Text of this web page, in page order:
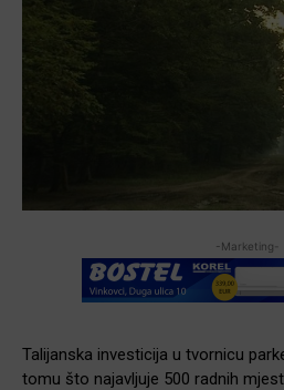
-Marketing-
Talijanska investicija u tvornicu
tomu što najavljuje 500 radnih